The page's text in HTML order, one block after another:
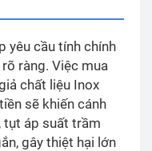
yêu cầu tính chính
ràng. Việc mua
chất liệu Inox
sẽ khiến cánh
tụt áp suất trầm
gây thiệt hại lớn